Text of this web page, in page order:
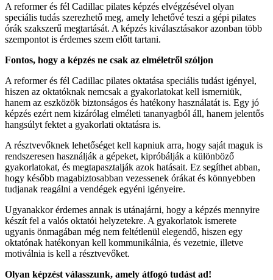
A reformer és fél Cadillac pilates képzés elvégzésével olyan
speciális tudás szerezhető meg, amely lehetővé teszi a gépi pilates
órák szakszerű megtartását. A képzés kiválasztásakor azonban több
szempontot is érdemes szem előtt tartani.
Fontos, hogy a képzés ne csak az elméletről szóljon
A reformer és fél Cadillac pilates oktatása speciális tudást igényel,
hiszen az oktatóknak nemcsak a gyakorlatokat kell ismerniük,
hanem az eszközök biztonságos és hatékony használatát is. Egy jó
képzés ezért nem kizárólag elméleti tananyagból áll, hanem jelentős
hangsúlyt fektet a gyakorlati oktatásra is.
A résztvevőknek lehetőséget kell kapniuk arra, hogy saját maguk is
rendszeresen használják a gépeket, kipróbálják a különböző
gyakorlatokat, és megtapasztalják azok hatásait. Ez segíthet abban,
hogy később magabiztosabban vezessenek órákat és könnyebben
tudjanak reagálni a vendégek egyéni igényeire.
Ugyanakkor érdemes annak is utánajárni, hogy a képzés mennyire
készít fel a valós oktatói helyzetekre. A gyakorlatok ismerete
ugyanis önmagában még nem feltétlenül elegendő, hiszen egy
oktatónak hatékonyan kell kommunikálnia, és vezetnie, illetve
motiválnia is kell a résztvevőket.
Olyan képzést válasszunk, amely átfogó tudást ad!